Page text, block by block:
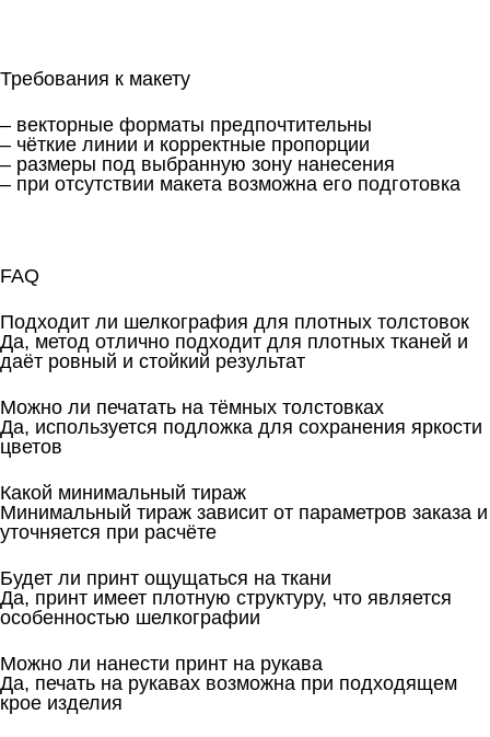
Требования к макету
– векторные форматы предпочтительны
– чёткие линии и корректные пропорции
– размеры под выбранную зону нанесения
– при отсутствии макета возможна его подготовка
FAQ
Подходит ли шелкография для плотных толстовок
Да, метод отлично подходит для плотных тканей и
даёт ровный и стойкий результат
Можно ли печатать на тёмных толстовках
Да, используется подложка для сохранения яркости
цветов
Какой минимальный тираж
Минимальный тираж зависит от параметров заказа и
уточняется при расчёте
Будет ли принт ощущаться на ткани
Да, принт имеет плотную структуру, что является
особенностью шелкографии
Можно ли нанести принт на рукава
Да, печать на рукавах возможна при подходящем
крое изделия